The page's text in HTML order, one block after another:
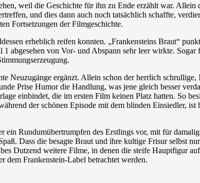
weil die Geschichte für ihn zu Ende erzählt war. Allein
und dies dann auch noch tatsächlich schaffte,
Fortsetzungen der Filmgeschichte.
erheblich reifen konnten. „Frankensteins Braut“
abgesehen von Vor- und Abspann sehr leer wirkte.
Neuzugänge ergänzt. Allein schon der herrlich
Prise Humor die Handlung, was jene gleich besser
einbindet, die im ersten Film keinen Platz hatten. So
der schönen Episode mit dem blinden Einsiedler, ist
Rundumübertrumpfen des Erstlings vor, mit für
Dass die besagte Braut und ihre kultige Frisur selbst
Dutzend weitere Filme, in denen die steife Hauptfigur
dem Frankenstein-Label betrachtet werden.